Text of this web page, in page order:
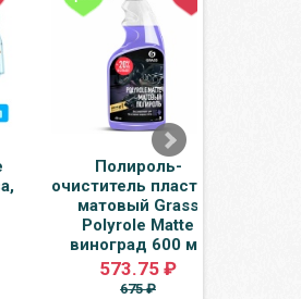
Полироль-
очиститель пластика
матовый Grass
Polyrole Matte
виноград 600 мл
573.75 ₽
675 ₽